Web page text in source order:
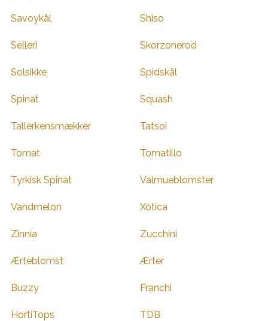
Savoykål Shiso
Selleri Skorzonerod
Solsikke Spidskål
Spinat Squash
Tallerkensmækker Tatsoi
Tomat Tomatillo
Tyrkisk Spinat Valmueblomster
Vandmelon Xotica
Zinnia Zucchini
Ærteblomst Ærter
Buzzy Franchi
HortiTops TDB